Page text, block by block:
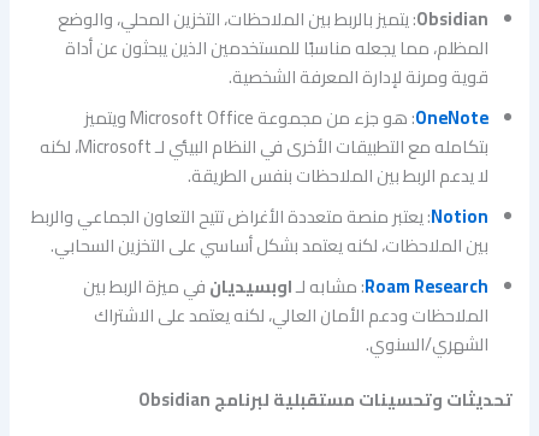
Obsidian: يتميز بالربط بين الملاحظات، التخزين المحلي، والوضع
المظلم، مما يجعله مناسبًا للمستخدمين الذين يبحثون عن أداة
قوية ومرنة لإدارة المعرفة الشخصية.
OneNote
: هو جزء من مجموعة Microsoft Office ويتميز
بتكامله مع التطبيقات الأخرى في النظام البيئي لـ Microsoft، لكنه
لا يدعم الربط بين الملاحظات بنفس الطريقة.
Notion: يعتبر منصة متعددة الأغراض تتيح التعاون الجماعي والربط
بين الملاحظات، لكنه يعتمد بشكل أساسي على التخزين السحابي.
Roam Research: مشابه لـاوبسيديانفي ميزة الربط بين
الملاحظات ودعم الأمان العالي، لكنه يعتمد على الاشتراك
الشهري/السنوي.
تحديثات وتحسينات مستقبلية لبرنامج Obsidian